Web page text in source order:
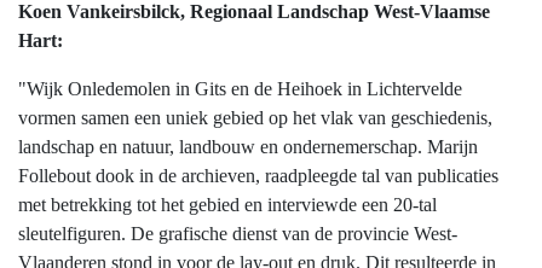
Koen Vankeirsbilck, Regionaal Landschap West-Vlaamse
Hart:
"Wijk Onledemolen in Gits en de Heihoek in Lichtervelde
vormen samen een uniek gebied op het vlak van geschiedenis,
landschap en natuur, landbouw en ondernemerschap. Marijn
Follebout dook in de archieven, raadpleegde tal van publicaties
met betrekking tot het gebied en interviewde een 20-tal
sleutelfiguren. De grafische dienst van de provincie West-
Vlaanderen stond in voor de lay-out en druk. Dit resulteerde in